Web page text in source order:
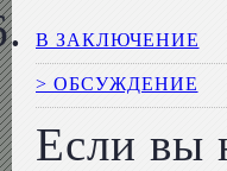
В ЗАКЛЮЧЕНИЕ
> ОБСУЖДЕНИЕ
Если вы